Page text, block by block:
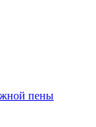
пены